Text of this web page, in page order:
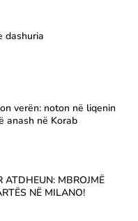
dashuria
verën: noton në liqenin
anash në Korab
ATDHEUN: MBROJMË
NË MILANO!